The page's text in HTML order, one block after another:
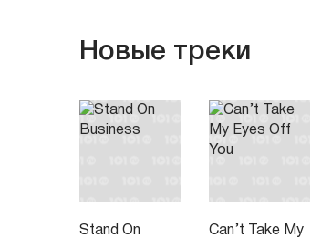
Новые треки
Stand On
Can’t Take My